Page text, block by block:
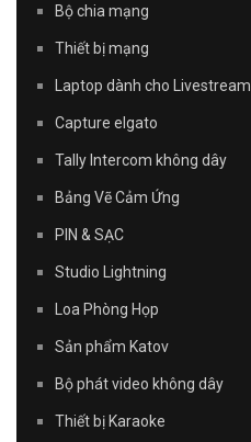
Bộ chia mạng
Thiết bị mạng
Laptop dành cho Livestream
Capture elgato
Tally Intercom không dây
Bảng Vẽ Cảm Ứng
PIN & SẠC
Studio Lightning
Loa Phòng Họp
Sản phẩm Katov
Bộ phát video không dây
Thiết bị Karaoke